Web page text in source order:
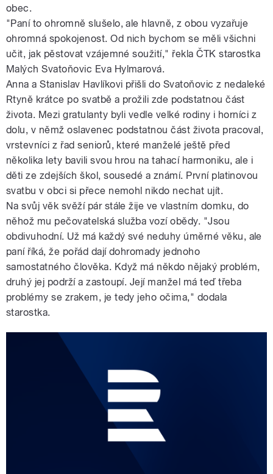
obec.
"Paní to ohromně slušelo, ale hlavně, z obou vyzařuje
ohromná spokojenost. Od nich bychom se měli všichni
učit, jak pěstovat vzájemné soužití," řekla ČTK starostka
Malých Svatoňovic Eva Hylmarová.
Anna a Stanislav Havlíkovi přišli do Svatoňovic z nedaleké
Rtyně krátce po svatbě a prožili zde podstatnou část
života. Mezi gratulanty byli vedle velké rodiny i horníci z
dolu, v němž oslavenec podstatnou část života pracoval,
vrstevníci z řad seniorů, které manželé ještě před
několika lety bavili svou hrou na tahací harmoniku, ale i
děti ze zdejších škol, sousedé a známí. První platinovou
svatbu v obci si přece nemohl nikdo nechat ujít.
Na svůj věk svěží pár stále žije ve vlastním domku, do
něhož mu pečovatelská služba vozí obědy. "Jsou
obdivuhodní. Už má každý své neduhy úměrné věku, ale
paní říká, že pořád dají dohromady jednoho
samostatného člověka. Když má někdo nějaký problém,
druhý jej podrží a zastoupí. Její manžel má teď třeba
problémy se zrakem, je tedy jeho očima," dodala
starostka.